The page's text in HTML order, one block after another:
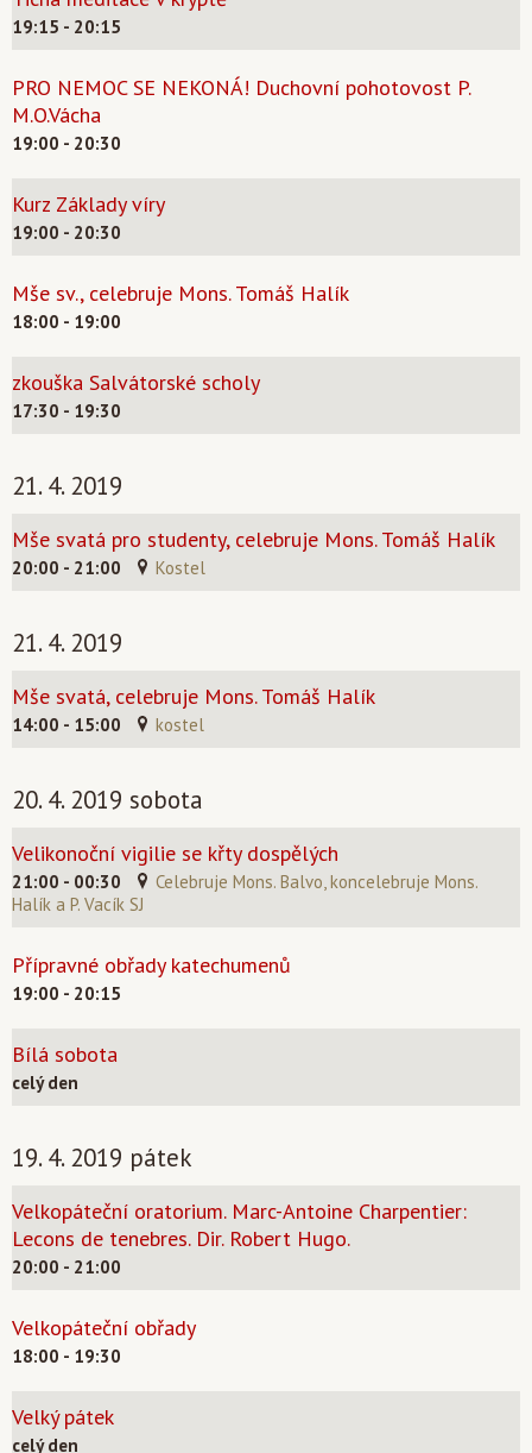
19:15 - 20:15
PRO NEMOC SE NEKONÁ! Duchovní pohotovost P.
M.O.Vácha
19:00 - 20:30
Kurz Základy víry
19:00 - 20:30
Mše sv., celebruje Mons. Tomáš Halík
18:00 - 19:00
zkouška Salvátorské scholy
17:30 - 19:30
21. 4. 2019
Mše svatá pro studenty, celebruje Mons. Tomáš Halík
20:00 - 21:00 Kostel
21. 4. 2019
Mše svatá, celebruje Mons. Tomáš Halík
14:00 - 15:00 kostel
20. 4. 2019 sobota
Velikonoční vigilie se křty dospělých
21:00 - 00:30
Celebruje Mons. Balvo, koncelebruje Mons.
Halík a P. Vacík SJ
Přípravné obřady katechumenů
19:00 - 20:15
Bílá sobota
celý den
19. 4. 2019 pátek
Velkopáteční oratorium. Marc-Antoine Charpentier:
Lecons de tenebres. Dir. Robert Hugo.
20:00 - 21:00
Velkopáteční obřady
18:00 - 19:30
Velký pátek
celý den